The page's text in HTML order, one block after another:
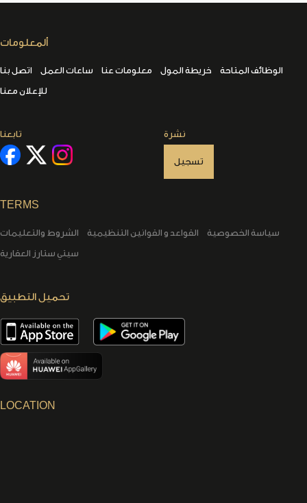
ألمعلومات
اتصل بنا ساعات العمل معلومات عنا خريطة المول
الوظائف المتاحة
للإعلان معنا
تابعنا نشرة
تسجيل
TERMS
الشروط والتعليمات القواعد و القوانين التنظيمية
سياسة الخصوصية
سيتي ستارز العقارية
تحميل التطبيق
LOCATION